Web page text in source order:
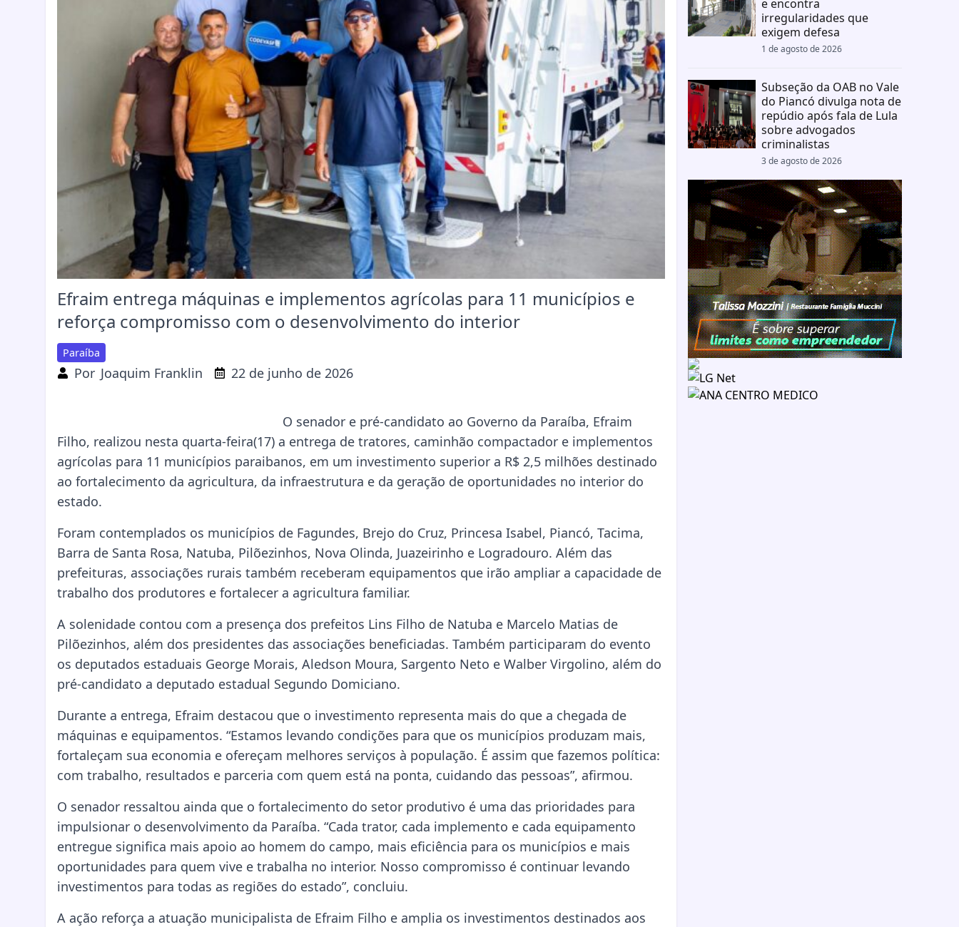
Efraim entrega máquinas e implementos agrícolas para 11 municípios e
reforça compromisso com o desenvolvimento do interior
Paraíba
Por Joaquim Franklin 22 de junho de 2026
O senador e pré-candidato ao Governo da Paraíba, Efraim
Filho, realizou nesta quarta-feira(17) a entrega de tratores, caminhão compactador e implementos
agrícolas para 11 municípios paraibanos, em um investimento superior a R$ 2,5 milhões destinado
ao fortalecimento da agricultura, da infraestrutura e da geração de oportunidades no interior do
estado.
Foram contemplados os municípios de Fagundes, Brejo do Cruz, Princesa Isabel, Piancó, Tacima,
Barra de Santa Rosa, Natuba, Pilõezinhos, Nova Olinda, Juazeirinho e Logradouro. Além das
prefeituras, associações rurais também receberam equipamentos que irão ampliar a capacidade de
trabalho dos produtores e fortalecer a agricultura familiar.
A solenidade contou com a presença dos prefeitos Lins Filho de Natuba e Marcelo Matias de
Pilõezinhos, além dos presidentes das associações beneficiadas. Também participaram do evento
os deputados estaduais George Morais, Aledson Moura, Sargento Neto e Walber Virgolino, além do
pré-candidato a deputado estadual Segundo Domiciano.
Durante a entrega, Efraim destacou que o investimento representa mais do que a chegada de
máquinas e equipamentos. “Estamos levando condições para que os municípios produzam mais,
fortaleçam sua economia e ofereçam melhores serviços à população. É assim que fazemos política:
com trabalho, resultados e parceria com quem está na ponta, cuidando das pessoas”, afirmou.
O senador ressaltou ainda que o fortalecimento do setor produtivo é uma das prioridades para
impulsionar o desenvolvimento da Paraíba. “Cada trator, cada implemento e cada equipamento
entregue significa mais apoio ao homem do campo, mais eficiência para os municípios e mais
oportunidades para quem vive e trabalha no interior. Nosso compromisso é continuar levando
investimentos para todas as regiões do estado”, concluiu.
A ação reforça a atuação municipalista de Efraim Filho e amplia os investimentos destinados aos
e encontra
irregularidades que
exigem defesa
1 de agosto de 2026
Subseção da OAB no Vale
do Piancó divulga nota de
repúdio após fala de Lula
sobre advogados
criminalistas
3 de agosto de 2026